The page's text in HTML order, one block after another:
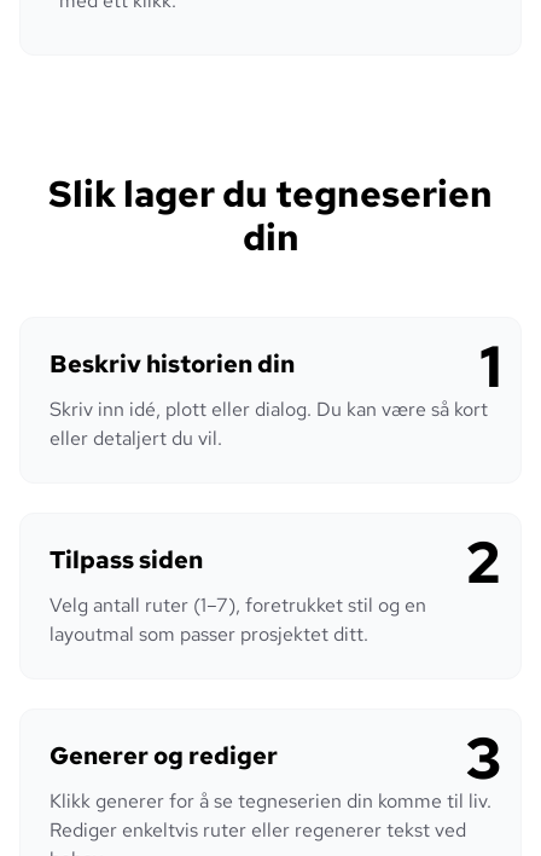
Slik lager du tegneserien
din
1
Beskriv historien din
Skriv inn idé, plott eller dialog. Du kan være så kort
eller detaljert du vil.
2
Tilpass siden
Velg antall ruter (1–7), foretrukket stil og en
layoutmal som passer prosjektet ditt.
3
Generer og rediger
Klikk generer for å se tegneserien din komme til liv.
Rediger enkeltvis ruter eller regenerer tekst ved